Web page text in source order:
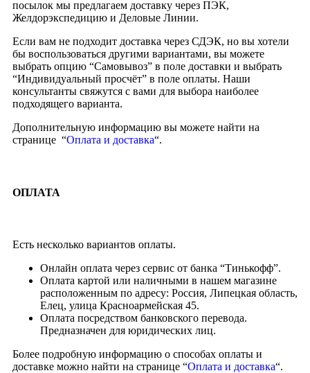
посылок мы предлагаем доставку через ПЭК,
Желдорэкспедицию и Деловые Линии.
Если вам не подходит доставка через СДЭК, но вы хотели
бы воспользоваться другими вариантами, вы можете
выбрать опцию “Самовывоз” в поле доставки и выбрать
“Индивидуальный просчёт” в поле оплаты. Наши
консультанты свяжутся с вами для выбора наиболее
подходящего варианта.
Дополнительную информацию вы можете найти на
странице “Оплата и доставка“.
ОПЛАТА
Есть несколько вариантов оплаты.
Онлайн оплата через сервис от банка “Тинькофф”.
Оплата картой или наличными в нашем магазине
расположенным по адресу: Россия, Липецкая область,
Елец, улица Красноармейская 45.
Оплата посредством банковского перевода.
Предназначен для юридических лиц.
Более подробную информацию о способах оплаты и
доставке можно найти на странице “Оплата и доставка“.